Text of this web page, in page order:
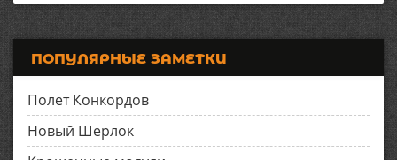
ПОПУЛЯРНЫЕ ЗАМЕТКИ
Полет Конкордов
Новый Шерлок